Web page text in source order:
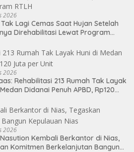
2026
Lagi Cemas Saat Hujan Setelah
Direhabilitasi Lewat Program
2026
Rehabilitasi 213 Rumah Tak Layak
Didanai Penuh APBD, Rp120
2026
Kembali Berkantor di Nias,
Komitmen Berkelanjutan Bangun